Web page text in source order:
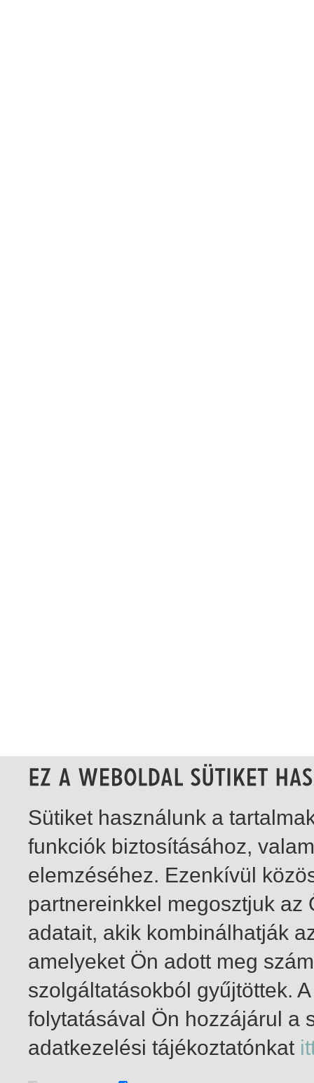
1-14 / összesen 14 találat
Sütiket használunk a
funkciók biztosításához,
elemzéséhez. Ezenkívül
partnereinkkel megosztjuk
adatait, akik kombinálhatják
amelyeket Ön adott meg
szolgáltatásokból gyűjtöttek.
folytatásával Ön hozzájárul a
adatkezelési tájékoztatónkat